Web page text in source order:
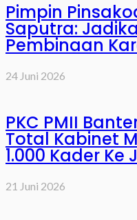
Pimpin
Saputra:
Pembinaan
24 Juni 2026
PKC PMII
Total Kabinet
1.000 Kader Ke
21 Juni 2026